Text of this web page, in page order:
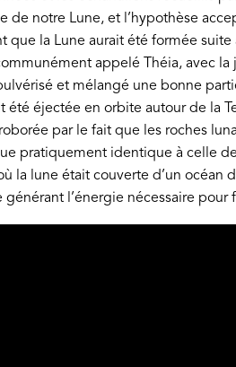
de notre Lune, et l’hypothèse
que la Lune aurait été formée
appelé Théia, avec
et mélangé une bonne
été éjectée en orbite autour de la
par le fait que les roches
pratiquement identique à celle
la lune était couverte d’un
générant l’énergie nécessaire pour